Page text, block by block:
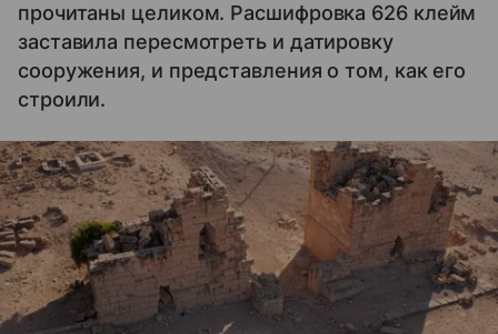
прочитаны целиком. Расшифровка 626 клейм
заставила пересмотреть и датировку
сооружения, и представления о том, как его
строили.